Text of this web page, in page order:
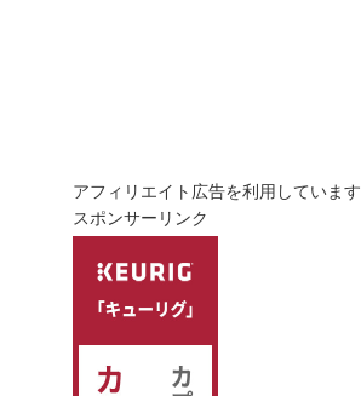
アフィリエイト広告を利用しています
スポンサーリンク